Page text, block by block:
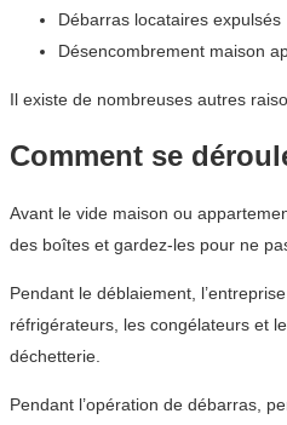
Débarras locataires expulsés
Désencombrement maison
Il existe de nombreuses autres
Comment se
Avant le vide maison ou
des boîtes et gardez-les pour ne
Pendant le déblaiement,
réfrigérateurs, les congélateurs et
déchetterie.
Pendant l’opération de débarras,